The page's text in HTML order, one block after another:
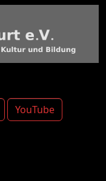
YouTube